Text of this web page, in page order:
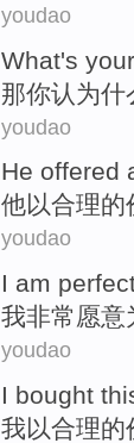
youdao
What's your
那你认为什
youdao
He offered
他以合理的
youdao
I am
我非常 愿意
youdao
I bought
我以合理的